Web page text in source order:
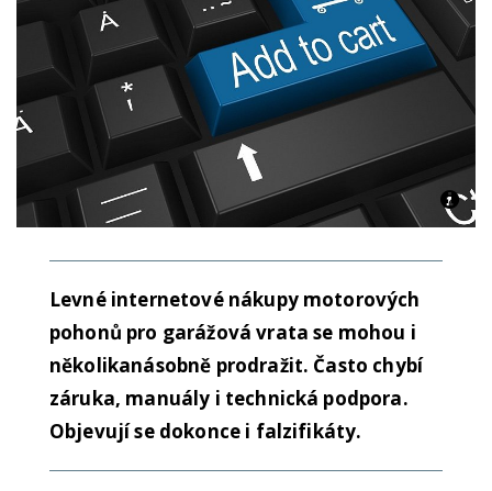
Levné internetové nákupy motorových
pohonů pro garážová vrata se mohou i
několikanásobně prodražit. Často chybí
záruka, manuály i technická podpora.
Objevují se dokonce i falzifikáty.